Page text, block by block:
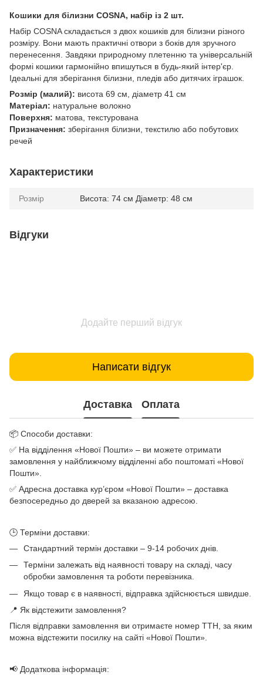
Кошики для білизни COSNA, набір із 2 шт.
Набір COSNA складається з двох кошиків для білизни різного
розміру. Вони мають практичні отвори з боків для зручного
перенесення. Завдяки природному плетенню та універсальній
формі кошики гармонійно впишуться в будь-який інтер'єр.
Ідеальні для зберігання білизни, пледів або дитячих іграшок.
Розмір (малий): висота 69 см, діаметр 41 см
Матеріал: натуральне волокно
Поверхня: матова, текстурована
Призначення: зберігання білизни, текстилю або побутових
речей
Характеристики
Розмір Висота: 74 см Діаметр: 48 см
Відгуки
Додайте перший відгук
Написати відгук
Доставка Оплата
📦 Способи доставки:
✅ На відділення «Нової Пошти» – ви можете отримати
замовлення у найближчому відділенні або поштоматі «Нової
Пошти».
✅ Адресна доставка кур’єром «Нової Пошти» – доставка
безпосередньо до дверей за вказаною адресою.
🕒 Терміни доставки:
Стандартний термін доставки – 9-14 робочих днів.
Терміни залежать від наявності товару на складі, часу
обробки замовлення та роботи перевізника.
Якщо товар є в наявності, відправка здійснюється швидше.
📍 Як відстежити замовлення?
Після відправки замовлення ви отримаєте номер ТТН, за яким
можна відстежити посилку на сайті «Нової Пошти».
📢 Додаткова інформація: